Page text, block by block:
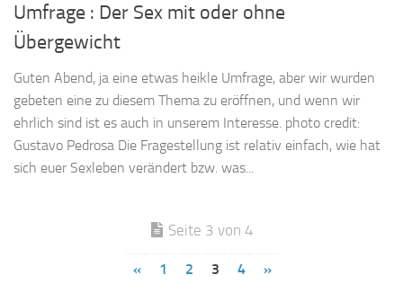
Umfrage : Der Sex mit oder ohne
Übergewicht
Guten Abend, ja eine etwas heikle Umfrage, aber wir wurden
gebeten eine zu diesem Thema zu eröffnen, und wenn wir
ehrlich sind ist es auch in unserem Interesse. photo credit:
Gustavo Pedrosa Die Fragestellung ist relativ einfach, wie hat
sich euer Sexleben verändert bzw. was...
Seite 3 von 4
« 1 2 3 4 »